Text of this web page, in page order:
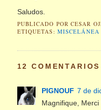
Saludos.
PUBLICADO PORCESAR
ETIQUETAS:
12
PIGNOUF 7 de
Magnifique, Merci